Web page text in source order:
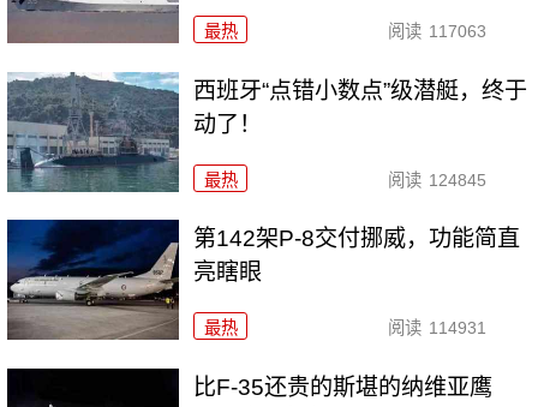
最热 阅读 117063
西班牙“点错小数点”级潜艇，终于
动了！
最热 阅读 124845
第142架P-8交付挪威，功能简直
亮瞎眼
最热 阅读 114931
比F-35还贵的斯堪的纳维亚鹰